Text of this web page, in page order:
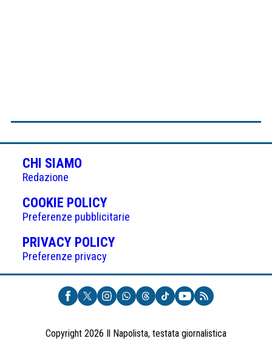
CHI SIAMO
Redazione
COOKIE POLICY(APRE
IN
UNA
NUOVA
Preferenze pubblicitarie
PRIVACY POLICY(APRE
UNA
NUOVA
SCHEDA)
Preferenze privacy
Copyright 2026 Il Napolista, testata giornalistica